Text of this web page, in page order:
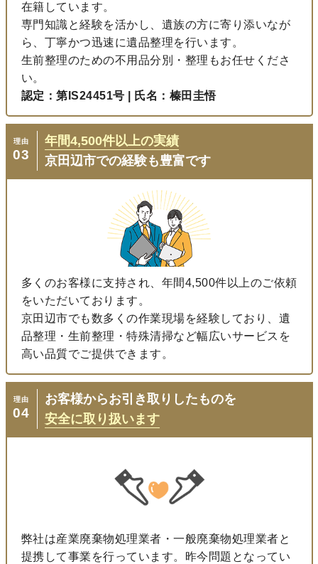
在籍しています。
専門知識と経験を活かし、遺族の方に寄り添いなが
ら、丁寧かつ迅速に遺品整理を行います。
生前整理のための不用品分別・整理もお任せくださ
い。
認定：第IS24451号 | 氏名：榛田圭悟
理由
03
年間4,500件以上の実績
京田辺市での経験も豊富です
多くのお客様に支持され、年間4,500件以上のご依頼
をいただいております。
京田辺市でも数多くの作業現場を経験しており、遺
品整理・生前整理・特殊清掃など幅広いサービスを
高い品質でご提供できます。
理由
04
お客様からお引き取りしたものを
安全に取り扱います
弊社は産業廃棄物処理業者・一般廃棄物処理業者と
提携して事業を行っています。昨今問題となってい